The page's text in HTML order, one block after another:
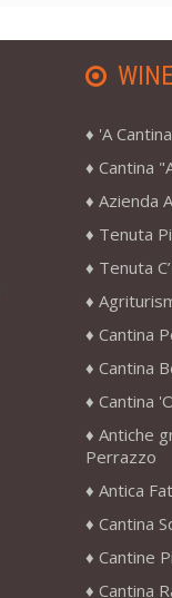
'A
Cantina
Azienda
Tenuta
Tenuta
Cantina
Cantina
Cantina
Antiche
Perrazzo
Antica
Cantina
Cantine
Cantina